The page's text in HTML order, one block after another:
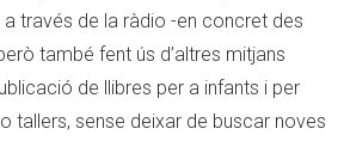
través de la ràdio -en concret des
també fent ús d’altres mitjans
de llibres per a infants i per
tallers, sense deixar de buscar noves